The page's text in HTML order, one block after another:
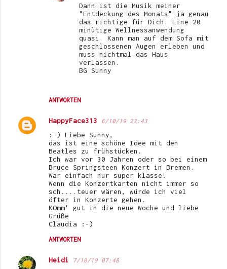
ANTWORTEN
Dann ist die Musik meiner
"Entdeckung des Monats" ja genau
das richtige für Dich. Eine 20
minütige Wellnessanwendung
quasi. Kann man auf dem Sofa mit
geschlossenen Augen erleben und
muss nichtmal das Haus
verlassen.
BG Sunny
HappyFace313 6/10/19 23:43
:-) Liebe Sunny,
das ist eine schöne Idee mit den
Beatles zu frühstücken.
Ich war vor 30 Jahren oder so bei einem
Bruce Springsteen Konzert in Bremen.
War einfach nur super klasse!
Wenn die Konzertkarten nicht immer so
sch....teuer wären, würde ich viel
öfter in Konzerte gehen.
KOmm' gut in die neue Woche und liebe
Grüße
Claudia :-)
ANTWORTEN
Heidi 7/10/19 07:48